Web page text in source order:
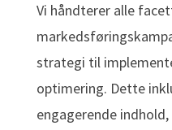
Vi håndterer alle
strategi til
optimering. Dette
engagerende